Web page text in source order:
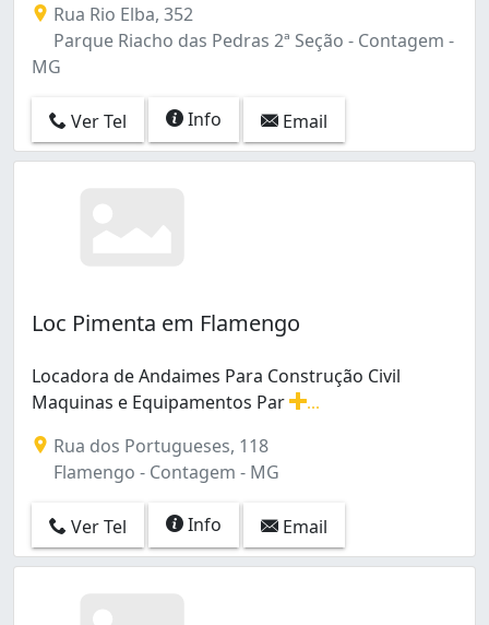
Rua Rio Elba, 352
Parque Riacho das Pedras 2ª Seção - Contagem -
MG
Ver Tel Info Email
Loc Pimenta em Flamengo
Locadora de Andaimes Para Construção Civil
Maquinas e Equipamentos Par
Rua dos Portugueses, 118
Flamengo - Contagem - MG
Ver Tel Info Email